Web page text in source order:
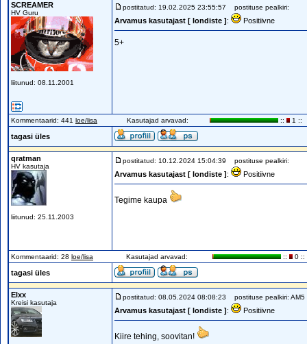
SCREAMER
HV Guru
liitunud: 08.11.2001
postitatud: 19.02.2025 23:55:57 postituse pealkiri:
Arvamus kasutajast [ londiste ]: Positiivne
5+
Kommentaarid: 441 loe/lisa Kasutajad arvavad: :: 1 ::
tagasi üles
qratman
HV kasutaja
liitunud: 25.11.2003
postitatud: 10.12.2024 15:04:39 postituse pealkiri:
Arvamus kasutajast [ londiste ]: Positiivne
Tegime kaupa
Kommentaarid: 28 loe/lisa Kasutajad arvavad: :: 0 ::
tagasi üles
Elxx
Kreisi kasutaja
postitatud: 08.05.2024 08:08:23 postituse pealkiri: AM5
Arvamus kasutajast [ londiste ]: Positiivne
Kiire tehing, soovitan!